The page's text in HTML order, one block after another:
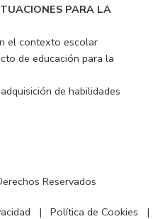
PARA LA
el contexto escolar
de educación para la
de habilidades
Reservados
| Política de Cookies |